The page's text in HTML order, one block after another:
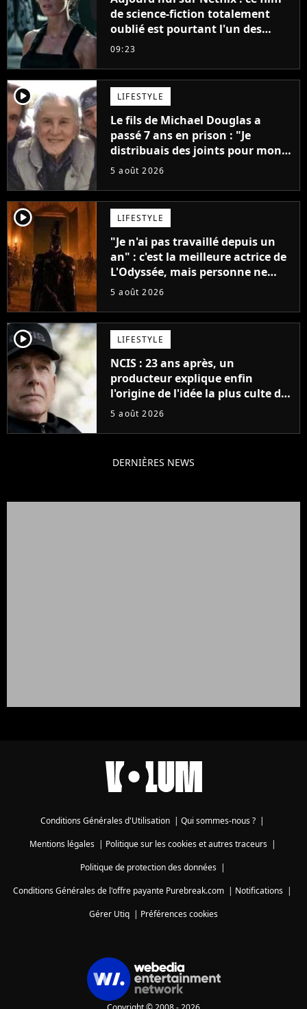
de science-fiction totalement
oublié est pourtant l'un des
meilleurs des années 2010
09:23
player2 LIFESTYLE
Le fils de Michael Douglas a
passé 7 ans en prison : "Je
distribuais des joints pour mon
père"
5 août 2026
player2 LIFESTYLE
"Je n'ai pas travaillé depuis un
an" : c'est la meilleure actrice de
L'Odyssée, mais personne ne
veut lui donner de rôle au
5 août 2026
player2 LIFESTYLE
NCIS : 23 ans après, un
producteur explique enfin
l'origine de l'idée la plus culte de
la série (et on ne parle pas du
5 août 2026
DERNIÈRES NEWS
Conditions Générales d'Utilisation | Qui sommes-nous ? |
Mentions légales| Politique sur les cookies et autres traceurs|
Politique de protection des données|
Conditions Générales de l'offre payante Purebreak.com | Notifications |
Gérer Utiq | Préférences cookies